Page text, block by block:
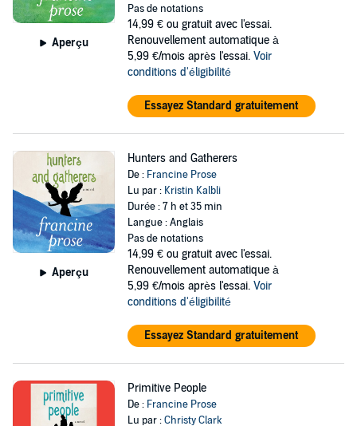
Aperçu
Pas de notations
14,99 € ou gratuit avec l'essai.
Renouvellement automatique à
5,99 €/mois après l'essai. Voir
conditions d'éligibilité
Essayez Standard gratuitement
Aperçu
Hunters and Gatherers
De : Francine Prose
Lu par : Kristin Kalbli
Durée : 7 h et 35 min
Langue : Anglais
Pas de notations
14,99 € ou gratuit avec l'essai.
Renouvellement automatique à
5,99 €/mois après l'essai. Voir
conditions d'éligibilité
Essayez Standard gratuitement
Primitive People
De : Francine Prose
Lu par :Christy Clark